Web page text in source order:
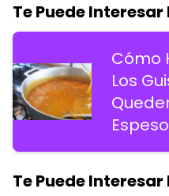
Te Puede Interesar
Cómo
Los
Te Puede Interesar